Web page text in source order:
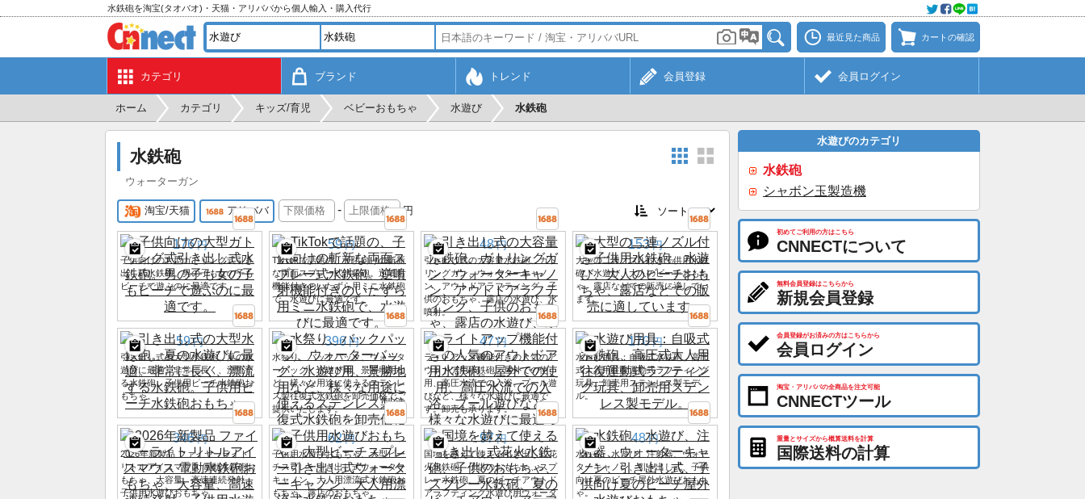
水鉄砲を淘宝(タオバオ)・天猫・アリババから個人輸入・購入代行
最近見た商品 カートの確認
カテゴリ ブランド トレンド 会員登録 会員ログイン
ホーム カテゴリ キッズ/育児 ベビーおもちゃ 水遊び 水鉄砲
水鉄砲
ウォーターガン
淘宝/天猫 アリババ - 円
176 円
子供向けの大型ガトリング式引き
出し式水鉄砲。男の子も女の子も
ビーチで遊ぶのに最適です。
59 円
TikTokで話題の、子供向けの斬新
な両面スプレー式水鉄砲。逆噴射
機能付きのいたずら用ミニ水鉄砲
で、水遊びに最適です。
48 円
引き出し式の大容量水鉄砲、ガト
リングガン、ウォーターキャノ
ン、アウトドアラフティング、子
供のおもちゃ、露店の水遊び、水
噴射。
153 円
大型の二連ノズル付き子供用水鉄
砲。水遊び、大人のビーチおもち
ゃ、露店などでの販売に適してい
ます。
59 円
引き出し式の大型水鉄砲。夏の水
遊びに最適。非常に長く、漂流す
る水鉄砲。子供用ビーチ水鉄砲お
もちゃ。
396 円
水祭り、バックパック、ウォータ
ーバッグ、水遊び用、景勝地用な
ど、様々な用途に使えるステンレ
ス製往復式水鉄砲を卸売価格でご
提供いたします。
47 円
ライトアップ機能付きの人気のア
ウトドア用水鉄砲。屋外での使
用、高圧水流での入浴、プール遊
びなど、様々な水遊びに最適で
す。卸売も承ります。
170 円
水遊び用具：自吸式水鉄砲、高圧
式大人用往復運動式ラフティング
玩具、卸売用ステンレス製モデ
ル。
346 円
2026年新製品 ファイヤーライト
リトルアイスマウス 電動水鉄砲お
もちゃ、大容量、高速連続発射、
子供用水遊びおもちゃ
62 円
子供用水遊びおもちゃ、大型ビー
チスプレー引き出し式ウォーター
キャノン、大人用漂流式水鉄砲お
もちゃ、露店のおもちゃ。
97 円
国境を越えて使える引き出し式花
火水鉄砲、子供のおもちゃ、スプ
レー水鉄砲、夏のビーチアウトド
アラフティング水遊び用ウォータ
48 円
水鉄砲、水遊び、注射器、ウォー
ターキャノン、引き出し式、子供
向け夏のビーチ屋外水遊びおもち
ゃ。
水遊びのカテゴリ
水鉄砲
シャボン玉製造機
初めてご利用の方はこちら
CNNECTについて
無料会員登録はこちらから
新規会員登録
会員登録がお済みの方はこちらから
会員ログイン
淘宝・アリババの全商品を注文可能
CNNECTツール
重量とサイズから概算送料を計算
国際送料の計算